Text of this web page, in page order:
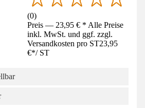
(0)
Preis — 23,95 € * Alle Preise
inkl. MwSt. und ggf. zzgl.
Versandkosten pro ST23,95
€*/ ST